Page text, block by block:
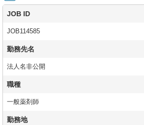
JOB ID
JOB114585
勤務先名
法人名非公開
職種
一般薬剤師
勤務地